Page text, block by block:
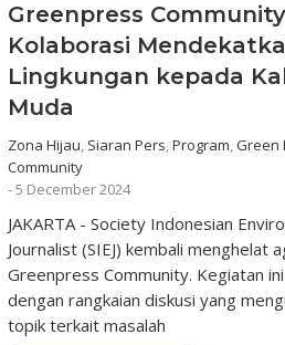
Greenpress
Kolaborasi
Lingkungan kepada
Muda
Zona Hijau, Siaran Pers,Program,Green
Community
-5 December 2024
JAKARTA - Society Indonesian
Journalist (SIEJ) kembali menghelat
Greenpress Community. Kegiatan
dengan rangkaian diskusi yang
topik terkait masalah